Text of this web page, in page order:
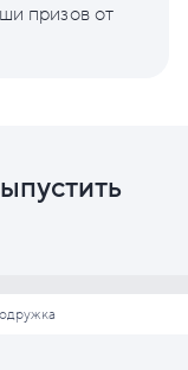
призов от